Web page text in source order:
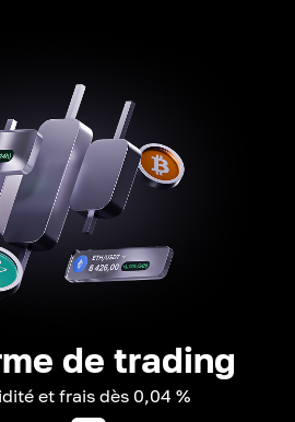
de trading
et frais dès 0,04 %